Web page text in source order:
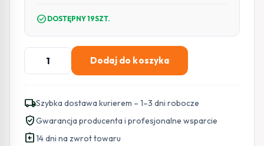
check_circle DOSTĘPNY 19SZT.
ilość
EAP773
(Wi-
Fi
Dodaj do koszyka
local_shippingSzybka dostawa kurierem – 1–3 dni robocze
verified_userGwarancja producenta i profesjonalne wsparcie
assignment_return14 dni na zwrot towaru